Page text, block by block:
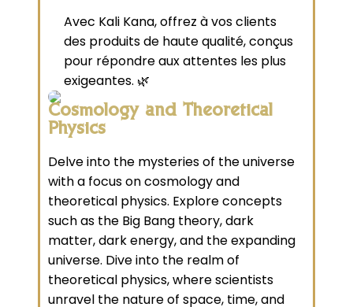
Avec Kali Kana, offrez à vos clients
des produits de haute qualité, conçus
pour répondre aux attentes les plus
exigeantes. 🌿
Cosmology and Theoretical
Physics
Delve into the mysteries of the universe
with a focus on cosmology and
theoretical physics. Explore concepts
such as the Big Bang theory, dark
matter, dark energy, and the expanding
universe. Dive into the realm of
theoretical physics, where scientists
unravel the nature of space, time, and